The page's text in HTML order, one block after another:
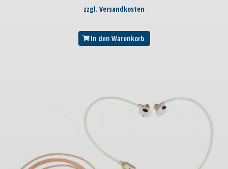
zzgl. Versandkosten
In den Warenkorb